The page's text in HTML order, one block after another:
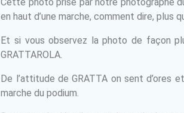
en haut d’une marche, comment dire, plus
Et si vous observez la photo de façon
GRATTAROLA.
De l’attitude de GRATTA on sent d’ores
marche du podium.